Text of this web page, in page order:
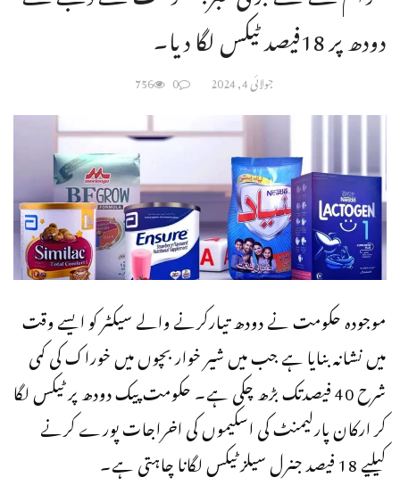
دودھ پر 18فیصد ٹیکس لگا دیا۔
جولائی 4, 2024 0
756
موجودہ حکومت نے دودھ تیارکرنے والے سیکٹر کو ایسے وقت
میں نشانہ بنایا ہے جب میں شیر خوار بچوں میں خوراک کی کمی
شرح 40 فیصدتک بڑھ چکی ہے۔ حکومت پیک دودھ پر ٹیکس لگا
کر ارکان پارلیمنٹ کی اسکیموں کی اخراجات پورے کرنے
کیلیے 18 فیصد جنرل سیلزٹیکس لگانا چاہتی ہے۔